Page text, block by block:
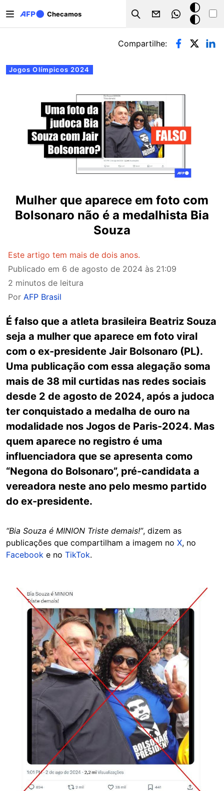
Checamos
Search
Modo
escuro
Abas primárias
Jogos Olímpicos 2024
Compartilhe:
Mulher que aparece em foto com
Bolsonaro não é a medalhista Bia
Souza
Este artigo tem mais de dois anos.
Publicado em 6 de agosto de 2024 às 21:09
2 minutos de leitura
Por AFP Brasil
É falso que a atleta brasileira Beatriz Souza
seja a mulher que aparece em foto viral
com o ex-presidente Jair Bolsonaro (PL).
Uma publicação com essa alegação soma
mais de 38 mil curtidas nas redes sociais
desde 2 de agosto de 2024, após a judoca
ter conquistado a medalha de ouro na
modalidade nos Jogos de Paris-2024. Mas
quem aparece no registro é uma
influenciadora que se apresenta como
“Negona do Bolsonaro”, pré-candidata a
vereadora neste ano pelo mesmo partido
do ex-presidente.
“Bia Souza é MINION Triste demais!”, dizem as
publicações que compartilham a imagem no X, no
Facebook e no TikTok.
Image